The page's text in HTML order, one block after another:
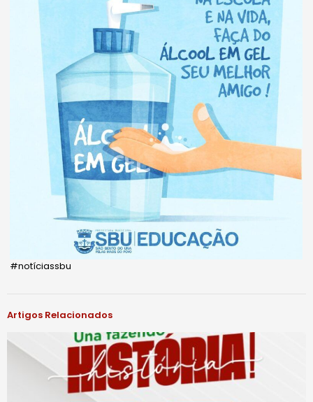
#notíciassbu
Artigos Relacionados